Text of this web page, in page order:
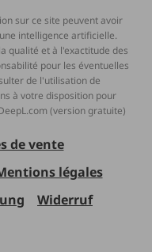
sur ce site peuvent avoir
intelligence artificielle.
qualité et à l'exactitude des
pour les éventuelles
de l'utilisation de
à votre disposition pour
(version gratuite)
de vente
légales
Widerruf